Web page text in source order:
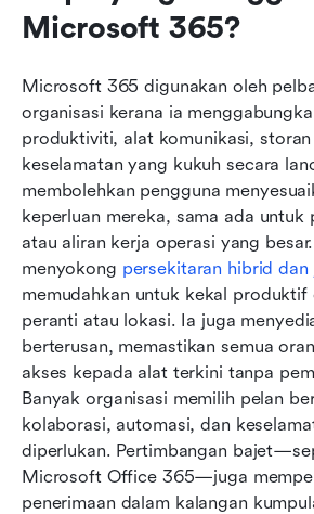
Microsoft 365?
Microsoft 365 digunakan oleh
organisasi kerana ia
produktiviti, alat komunikasi, storan
keselamatan yang kukuh secara
membolehkan pengguna
keperluan mereka, sama ada untuk
atau aliran kerja operasi yang
menyokong persekitaran hibrid dan
memudahkan untuk kekal produktif
peranti atau lokasi. Ia juga
berterusan, memastikan semua
akses kepada alat terkini tanpa
Banyak organisasi memilih pelan
kolaborasi, automasi, dan
diperlukan. Pertimbangan
Microsoft Office 365—juga
penerimaan dalam kalangan